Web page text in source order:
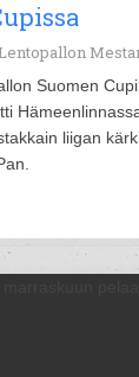
Lentopallon
Suomen
liigan